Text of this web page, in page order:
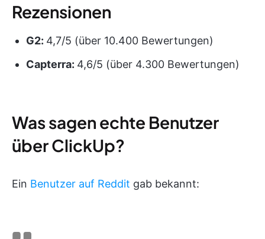
Rezensionen
G2: 4,7/5 (über 10.400 Bewertungen)
Capterra: 4,6/5 (über 4.300 Bewertungen)
Was sagen echte Benutzer
über ClickUp?
Ein Benutzer auf Reddit gab bekannt: